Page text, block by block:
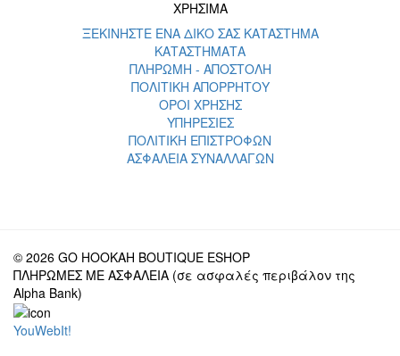
ΧΡΗΣΙΜΑ
ΞΕΚΙΝΗΣΤΕ ΕΝΑ ΔΙΚΟ ΣΑΣ ΚΑΤΑΣΤΗΜΑ
ΚΑΤΑΣΤΗΜΑΤΑ
ΠΛΗΡΩΜΗ - ΑΠΟΣΤΟΛΗ
ΠΟΛΙΤΙΚΗ ΑΠΟΡΡΗΤΟΥ
ΟΡΟΙ ΧΡΗΣΗΣ
ΥΠΗΡΕΣΙΕΣ
ΠΟΛΙΤΙΚΗ ΕΠΙΣΤΡΟΦΩΝ
ΑΣΦΑΛΕΙΑ ΣΥΝΑΛΛΑΓΩΝ
© 2026 GO HOOKAH BOUTIQUE ESHOP
ΠΛΗΡΩΜΕΣ ΜΕ ΑΣΦΑΛΕΙΑ (σε ασφαλές περιβάλον της
Alpha Bank)
YouWebIt!